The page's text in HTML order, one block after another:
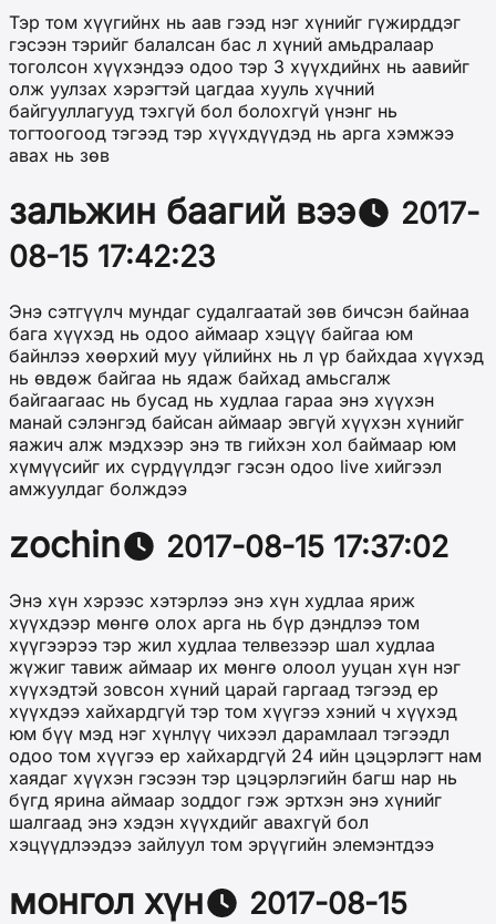
Тэр том хүүгийнх нь аав гээд нэг хүнийг гүжирддэг
гэсээн тэрийг балалсан бас л хүний амьдралаар
тоголсон хүүхэндээ одоо тэр 3 хүүхдийнх нь аавийг
олж уулзах хэрэгтэй цагдаа хууль хүчний
байгууллагууд тэхгүй бол болохгүй үнэнг нь
тогтоогоод тэгээд тэр хүүхдүүдэд нь арга хэмжээ
авах нь зөв
зальжин баагий вээ
2017-
08-15 17:42:23
Энэ сэтгүүлч мундаг судалгаатай зөв бичсэн байнаа
бага хүүхэд нь одоо аймаар хэцүү байгаа юм
байнлээ хөөрхий муу үйлийнх нь л үр байхдаа хүүхэд
нь өвдөж байгаа нь ядаж байхад амьсгалж
байгаагаас нь бусад нь худлаа гараа энэ хүүхэн
манай сэлэнгэд байсан аймаар эвгүй хүүхэн хүнийг
яажич алж мэдхээр энэ тв гийхэн хол баймаар юм
хүмүүсийг их сүрдүүлдэг гэсэн одоо live хийгээл
амжуулдаг болждээ
zochin 2017-08-15 17:37:02
Энэ хүн хэрээс хэтэрлээ энэ хүн худлаа яриж
хүүхдээр мөнгө олох арга нь бүр дэндлээ том
хүүгээрээ тэр жил худлаа телвезээр шал худлаа
жүжиг тавиж аймаар их мөнгө олоол ууцан хүн нэг
хүүхэдтэй зовсон хүний царай гаргаад тэгээд ер
хүүхдээ хайхардгүй тэр том хүүгээ хэний ч хүүхэд
юм бүү мэд нэг хүнлүү чихээл дарамлаал тэгээдл
одоо том хүүгээ ер хайхардгүй 24 ийн цэцэрлэгт нам
хаядаг хүүхэн гэсээн тэр цэцэрлэгийн багш нар нь
бүгд ярина аймаар зоддог гэж эртхэн энэ хүнийг
шалгаад энэ хэдэн хүүхдийг авахгүй бол
хэцүүдлээдээ зайлуул том эрүүгийн элемэнтдээ
монгол хүн
2017-08-15